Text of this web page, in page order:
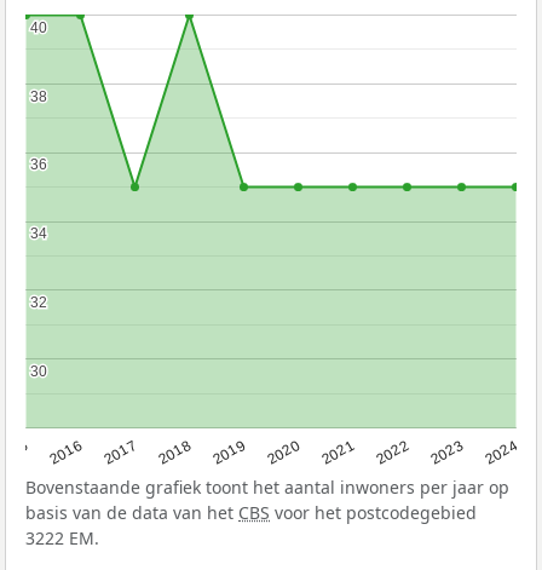
2016 2017 2018 2019 2020 2021 2022 2023 2024
30
30
32
32
34
34
36
36
38
38
40
40
Bovenstaande grafiek toont het aantal inwoners per jaar op
basis van de data van het CBS voor het postcodegebied
3222 EM.